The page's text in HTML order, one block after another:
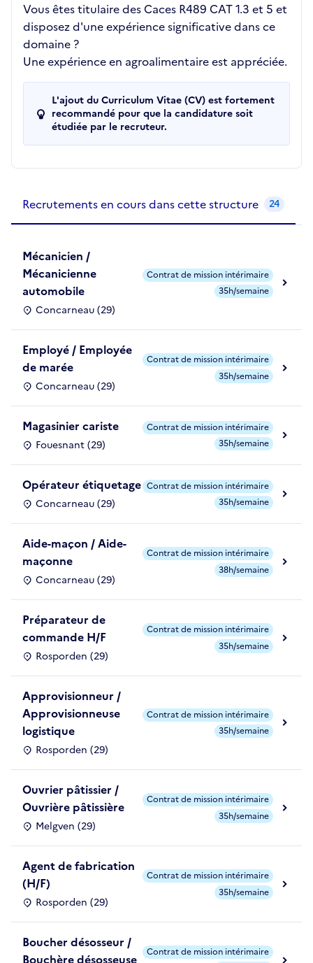
Vous êtes titulaire des Caces R489 CAT 1.3 et 5 et
disposez d'une expérience significative dans ce
domaine ?
Une expérience en agroalimentaire est appréciée.
L'ajout du Curriculum Vitae (CV) est fortement
recommandé pour que la candidature soit
étudiée par le recruteur.
Recrutements en cours dans cette structure 24
Mécanicien /
Mécanicienne
automobile
Concarneau (29)
Contrat de mission intérimaire
35h/semaine
Employé / Employée
de marée
Concarneau (29)
Contrat de mission intérimaire
35h/semaine
Magasinier cariste
Fouesnant (29)
Contrat de mission intérimaire
35h/semaine
Opérateur étiquetage
Concarneau (29)
Contrat de mission intérimaire
35h/semaine
Aide-maçon / Aide-
maçonne
Concarneau (29)
Contrat de mission intérimaire
38h/semaine
Préparateur de
commande H/F
Rosporden (29)
Contrat de mission intérimaire
35h/semaine
Approvisionneur /
Approvisionneuse
logistique
Rosporden (29)
Contrat de mission intérimaire
35h/semaine
Ouvrier pâtissier /
Ouvrière pâtissière
Melgven (29)
Contrat de mission intérimaire
35h/semaine
Agent de fabrication
(H/F)
Rosporden (29)
Contrat de mission intérimaire
35h/semaine
Boucher désosseur /
Contrat de mission intérimaire